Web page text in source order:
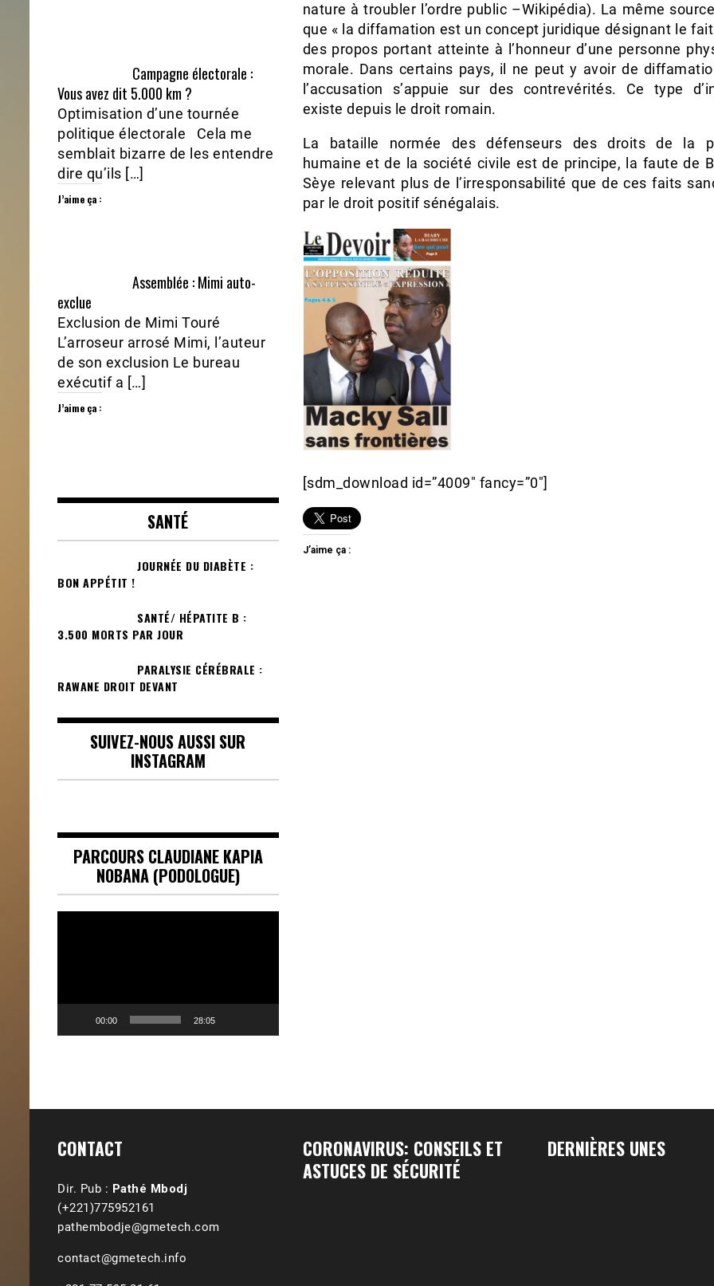
nature à troubler l’ordre public –Wikipédia). La même
que « la diffamation est un concept juridique désignant le
des propos portant atteinte à l’honneur d’une personne
morale. Dans certains pays, il ne peut y avoir de
l’accusation s’appuie sur des contrevérités. Ce type
existe depuis le droit romain.
La bataille normée des défenseurs des droits de la
humaine et de la société civile est de principe, la faute de
Sèye relevant plus de l’irresponsabilité que de ces faits
par le droit positif sénégalais.
[sdm_download id=”4009″ fancy=”0″]
J’aime ça :
Campagne électorale :
Vous avez dit 5.000 km ?
Optimisation d’une tournée
politique électorale Cela me
semblait bizarre de les entendre
dire qu’ils […]
J’aime ça :
Assemblée : Mimi auto-
exclue
Exclusion de Mimi Touré
L’arroseur arrosé Mimi, l’auteur
de son exclusion Le bureau
exécutif a […]
J’aime ça :
SANTÉ
JOURNÉE DU DIABÈTE :
BON APPÉTIT !
SANTÉ/ HÉPATITE B :
3.500 MORTS PAR JOUR
PARALYSIE CÉRÉBRALE :
RAWANE DROIT DEVANT
SUIVEZ-NOUS AUSSI SUR
INSTAGRAM
PARCOURS CLAUDIANE KAPIA
NOBANA (PODOLOGUE)
00:00 28:05
CONTACT
Dir. Pub : Pathé Mbodj
(+221)775952161
pathembodje@gmetech.com
contact@gmetech.info
CORONAVIRUS: CONSEILS ET
ASTUCES DE SÉCURITÉ
DERNIÈRES UNES